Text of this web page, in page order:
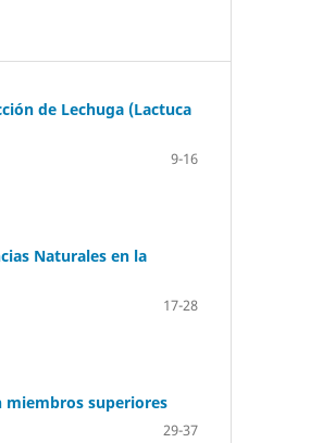
de Lechuga (Lactuca
9-16
Naturales en la
17-28
miembros superiores
29-37